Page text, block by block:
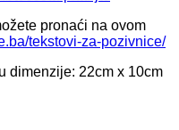
pronaći na ovom
tekstovi-za-pozivnice/
dimenzije: 22cm x 10cm